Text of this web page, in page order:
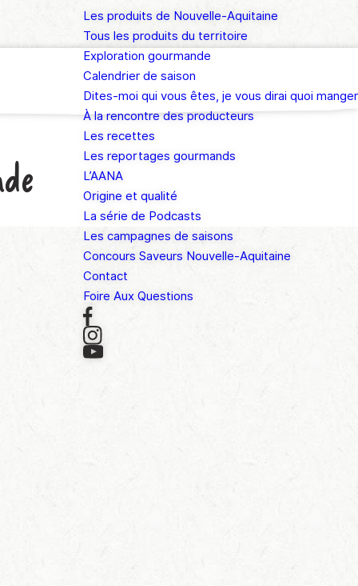
Les produits de Nouvelle-Aquitaine
Tous les produits du territoire
Exploration gourmande
Calendrier de saison
Dites-moi qui vous êtes, je vous dirai quoi manger
À la rencontre des producteurs
Les recettes
Les reportages gourmands
L’AANA
Origine et qualité
La série de Podcasts
Les campagnes de saisons
Concours Saveurs Nouvelle-Aquitaine
Contact
Foire Aux Questions